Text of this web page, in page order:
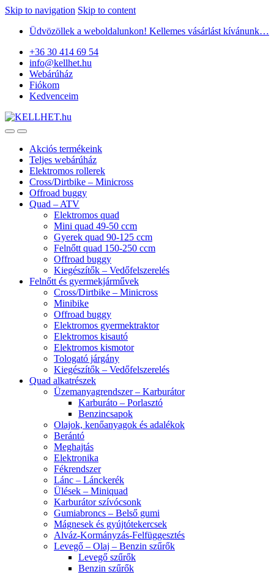
Skip to navigation Skip to content
Üdvözöllek a weboldalunkon! Kellemes vásárlást kívánunk…
+36 30 414 69 54
info@kellhet.hu
Webárúház
Fiókom
Kedvenceim
Akciós termékeink
Teljes webárúház
Elektromos rollerek
Cross/Dirtbike – Minicross
Offroad buggy
Quad – ATV
Elektromos quad
Mini quad 49-50 ccm
Gyerek quad 90-125 ccm
Felnőtt quad 150-250 ccm
Offroad buggy
Kiegészítők – Vedőfelszerelés
Felnőtt és gyermekjárművek
Cross/Dirtbike – Minicross
Minibike
Offroad buggy
Elektromos gyermektraktor
Elektromos kisautó
Elektromos kismotor
Tologató járgány
Kiegészítők – Vedőfelszerelés
Quad alkatrészek
Üzemanyagrendszer – Karburátor
Karburáto – Porlasztó
Benzincsapok
Olajok, kenőanyagok és adalékok
Berántó
Meghajtás
Elektronika
Fékrendszer
Lánc – Lánckerék
Ülések – Miniquad
Karburátor szívócsonk
Gumiabroncs – Belső gumi
Mágnesek és gyújtótekercsek
Alváz-Kormányzás-Felfüggesztés
Levegő – Olaj – Benzin szűrők
Levegő szűrők
Benzin szűrők